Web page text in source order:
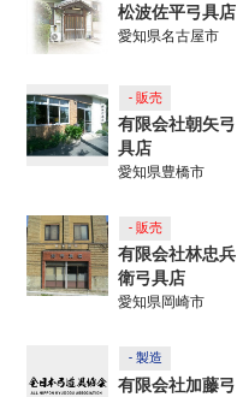
松波佐平弓具店
愛知県名古屋市
- 販売
有限会社朝矢弓
具店
愛知県豊橋市
- 販売
有限会社林忠兵
衛弓具店
愛知県岡崎市
- 製造
有限会社加藤弓